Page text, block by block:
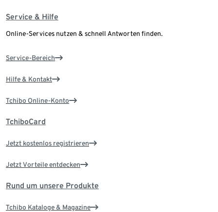
Service & Hilfe
Online-Services nutzen & schnell Antworten finden.
Service-Bereich
Hilfe & Kontakt
Tchibo Online-Konto
TchiboCard
Jetzt kostenlos registrieren
Jetzt Vorteile entdecken
Rund um unsere Produkte
Tchibo Kataloge & Magazine